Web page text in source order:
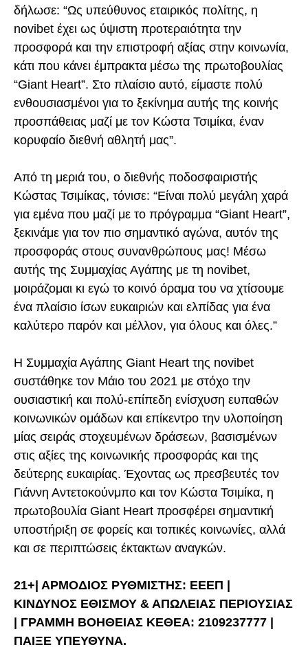
δήλωσε: “Ως υπεύθυνος εταιρικός πολίτης, η
novibet έχει ως ύψιστη προτεραιότητα την
προσφορά και την επιστροφή αξίας στην κοινωνία,
κάτι που κάνει έμπρακτα μέσω της πρωτοβουλίας
“Giant Heart”. Στο πλαίσιο αυτό, είμαστε πολύ
ενθουσιασμένοι για το ξεκίνημα αυτής της κοινής
προσπάθειας μαζί με τον Κώστα Τσιμίκα, έναν
κορυφαίο διεθνή αθλητή μας”.
Από τη μεριά του, ο διεθνής ποδοσφαιριστής
Κώστας Τσιμίκας, τόνισε: “Είναι πολύ μεγάλη χαρά
για εμένα που μαζί με το πρόγραμμα “Giant Heart”,
ξεκινάμε για τον πιο σημαντικό αγώνα, αυτόν της
προσφοράς στους συνανθρώπους μας! Μέσω
αυτής της Συμμαχίας Αγάπης με τη novibet,
μοιράζομαι κι εγώ το κοινό όραμα του να χτίσουμε
ένα πλαίσιο ίσων ευκαιριών και ελπίδας για ένα
καλύτερο παρόν και μέλλον, για όλους και όλες.”
H Συμμαχία Αγάπης Giant Heart της novibet
συστάθηκε τον Μάιο του 2021 με στόχο την
ουσιαστική και πολύ-επίπεδη ενίσχυση ευπαθών
κοινωνικών ομάδων και επίκεντρο την υλοποίηση
μίας σειράς στοχευμένων δράσεων, βασισμένων
στις αξίες της κοινωνικής προσφοράς και της
δεύτερης ευκαιρίας. Έχοντας ως πρεσβευτές τoν
Γιάννη Αντετοκούνμπο και τον Κώστα Τσιμίκα, η
πρωτοβουλία Giant Heart προσφέρει σημαντική
υποστήριξη σε φορείς και τοπικές κοινωνίες, αλλά
και σε περιπτώσεις έκτακτων αναγκών.
21+| ΑΡΜΟΔΙΟΣ ΡΥΘΜΙΣΤΗΣ: ΕΕΕΠ |
ΚΙΝΔΥΝΟΣ ΕΘΙΣΜΟΥ & ΑΠΩΛΕΙΑΣ ΠΕΡΙΟΥΣΙΑΣ
| ΓΡΑΜΜΗ ΒΟΗΘΕΙΑΣ ΚΕΘΕΑ: 2109237777 |
ΠΑΙΞΕ ΥΠΕΥΘΥΝΑ.